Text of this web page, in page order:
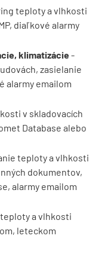
teploty a vlhkosti
diaľkové alarmy
klimatizácie -
zasielanie
alarmy emailom
v skladovacích
Database alebo
teploty a vlhkosti
dokumentov,
alarmy emailom
a vlhkosti
leteckom